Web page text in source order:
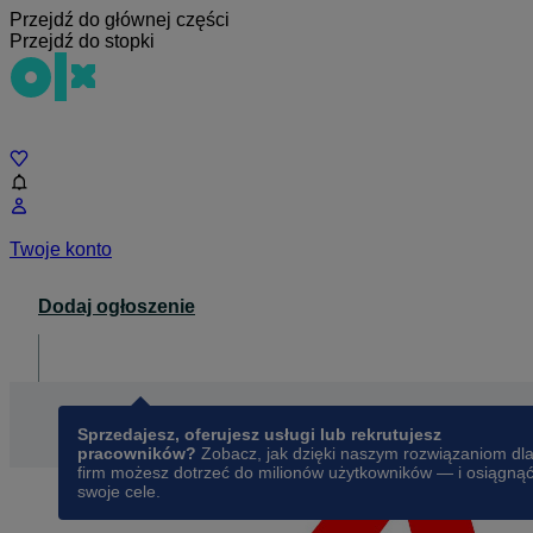
Przejdź do głównej części
Przejdź do stopki
Twoje konto
Dodaj ogłoszenie
Sprzedajesz, oferujesz usługi lub rekrutujesz
pracowników? Zobacz, jak dzięki naszym rozwiązaniom dla
firm możesz dotrzeć do milionów użytkowników — i osiągnąć
swoje cele.